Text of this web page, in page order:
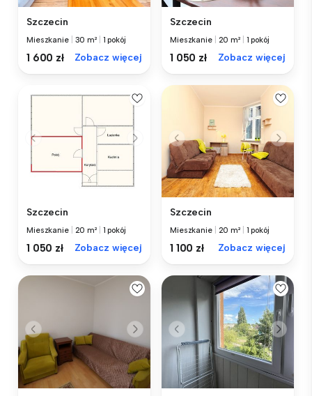
Szczecin
Mieszkanie 30 m² 1 pokój
1 600 zł Zobacz więcej
Szczecin
Mieszkanie 20 m² 1 pokój
1 050 zł Zobacz więcej
Szczecin
Mieszkanie 20 m² 1 pokój
1 050 zł Zobacz więcej
Szczecin
Mieszkanie 20 m² 1 pokój
1 100 zł Zobacz więcej